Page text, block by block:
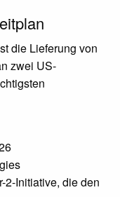
die Lieferung von
zwei US-
2-Initiative, die den